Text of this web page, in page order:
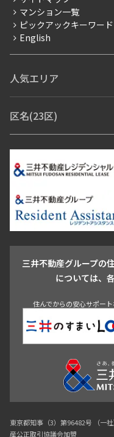
賃料改定
フリーレント
ペット可
ブランドマンション
マンション一覧
ピックアックキーワード
English
人気エリア
青山・表参道・原宿
市ヶ谷・神
芝浦・汐留・品川
月島・
目白・高田
池尻大橋・三軒茶屋
祐天
駒沢・用賀・二子玉川
成
青山 渋谷 東京・大手町
区名(23区)
豊島区
杉並区 板橋区
葛飾区
江戸川区
三井不動産グループの
については、
住んでからの安心サポート
東京都知事（3）第96482号 （一
産公正取引協議会加盟